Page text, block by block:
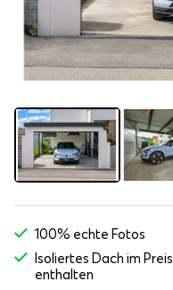
100% echte Fotos
Isoliertes Dach im Preis
enthalten